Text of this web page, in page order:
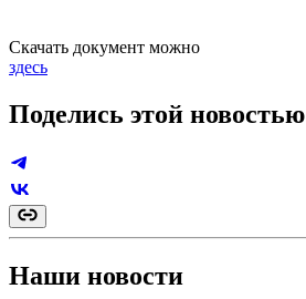
Скачать документ можно
здесь
Поделись этой новостью
Наши новости